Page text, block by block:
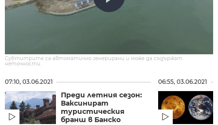
Субтитрите са автоматично генерирани и може да съдържат
неточности.
07:10, 03.06.2021
Преди летния сезон:
Ваксинират
туристическия
бранш в Банско
06:55, 03.06.2021